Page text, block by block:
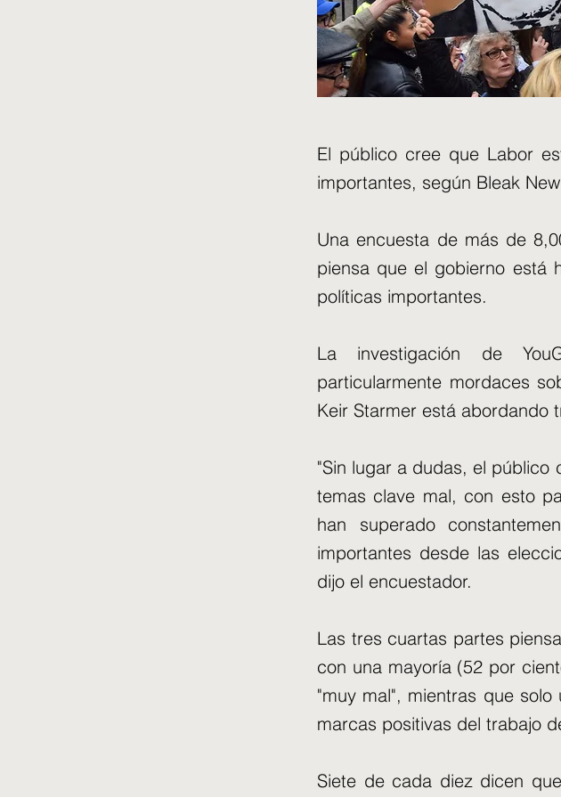
El público cree que Labor
importantes, según Bleak
Una encuesta de más de
piensa que el gobierno está
políticas importantes.
La investigación de
particularmente mordaces
Keir Starmer está abordando
"Sin lugar a dudas, el público
temas clave mal, con esto
han superado
importantes desde las
dijo el encuestador.
Las tres cuartas partes
con una mayoría (52 por
"muy mal", mientras que
marcas positivas del trabajo
Siete de cada diez dicen